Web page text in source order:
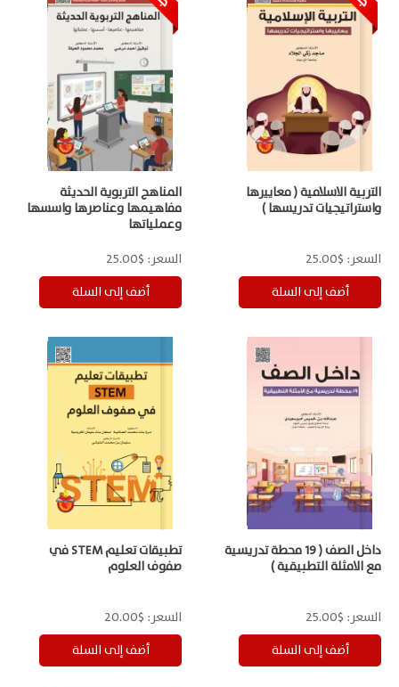
التربية الاسلامية ( معاييرها
واستراتيجيات تدريسها )
السعر: $25.00
المناهج التربوية الحديثة
مفاهيمها وعناصرها واسسها
وعملياتها
السعر: $25.00
داخل الصف ( 19 محطة تدريسية
مع الامثلة التطبيقية )
السعر: $25.00
تطبيقات تعليم STEM في
صفوف العلوم
السعر: $20.00